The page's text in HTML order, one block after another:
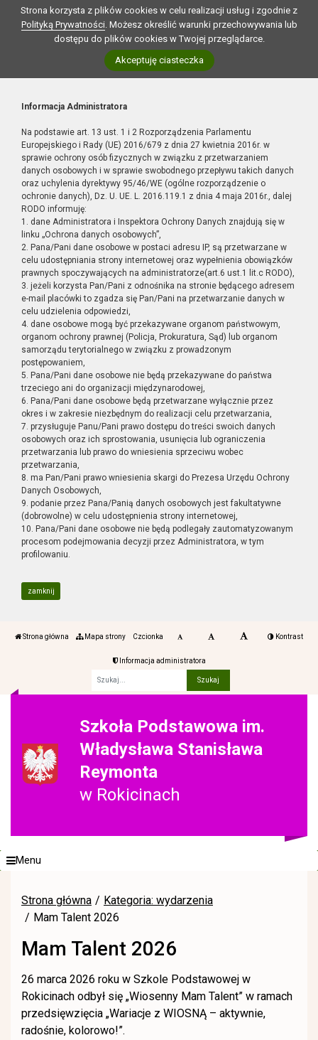
Strona korzysta z plików cookies w celu realizacji usług i zgodnie z
Polityką Prywatności. Możesz określić warunki przechowywania lub
dostępu do plików cookies w Twojej przeglądarce.
Akceptuję ciasteczka
Informacja Administratora
Na podstawie art. 13 ust. 1 i 2 Rozporządzenia Parlamentu
Europejskiego i Rady (UE) 2016/679 z dnia 27 kwietnia 2016r. w
sprawie ochrony osób fizycznych w związku z przetwarzaniem
danych osobowych i w sprawie swobodnego przepływu takich danych
oraz uchylenia dyrektywy 95/46/WE (ogólne rozporządzenie o
ochronie danych), Dz. U. UE. L. 2016.119.1 z dnia 4 maja 2016r., dalej
RODO informuję:
1. dane Administratora i Inspektora Ochrony Danych znajdują się w
linku „Ochrona danych osobowych”,
2. Pana/Pani dane osobowe w postaci adresu IP, są przetwarzane w
celu udostępniania strony internetowej oraz wypełnienia obowiązków
prawnych spoczywających na administratorze(art.6 ust.1 lit.c RODO),
3. jeżeli korzysta Pan/Pani z odnośnika na stronie będącego adresem
e-mail placówki to zgadza się Pan/Pani na przetwarzanie danych w
celu udzielenia odpowiedzi,
4. dane osobowe mogą być przekazywane organom państwowym,
organom ochrony prawnej (Policja, Prokuratura, Sąd) lub organom
samorządu terytorialnego w związku z prowadzonym
postępowaniem,
5. Pana/Pani dane osobowe nie będą przekazywane do państwa
trzeciego ani do organizacji międzynarodowej,
6. Pana/Pani dane osobowe będą przetwarzane wyłącznie przez
okres i w zakresie niezbędnym do realizacji celu przetwarzania,
7. przysługuje Panu/Pani prawo dostępu do treści swoich danych
osobowych oraz ich sprostowania, usunięcia lub ograniczenia
przetwarzania lub prawo do wniesienia sprzeciwu wobec
przetwarzania,
8. ma Pan/Pani prawo wniesienia skargi do Prezesa Urzędu Ochrony
Danych Osobowych,
9. podanie przez Pana/Panią danych osobowych jest fakultatywne
(dobrowolne) w celu udostępnienia strony internetowej,
10. Pana/Pani dane osobowe nie będą podlegały zautomatyzowanym
procesom podejmowania decyzji przez Administratora, w tym
profilowaniu.
zamknij
Strona główna Mapa strony Czcionka Kontrast
Informacja administratora
Szkoła Podstawowa im.
Władysława Stanisława
Reymonta
w Rokicinach
Menu
Strona główna
Kategoria: wydarzenia
Mam Talent 2026
Mam Talent 2026
26 marca 2026 roku w Szkole Podstawowej w
Rokicinach odbył się „Wiosenny Mam Talent” w ramach
przedsięwzięcia „Wariacje z WIOSNĄ – aktywnie,
radośnie, kolorowo!”.